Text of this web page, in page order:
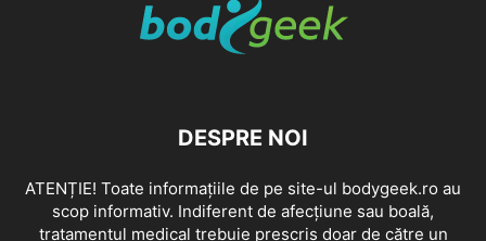
DESPRE NOI
ATENȚIE! Toate informațiile de pe site-ul bodygeek.ro au
scop informativ. Indiferent de afecțiune sau boală,
tratamentul medical trebuie prescris doar de către un